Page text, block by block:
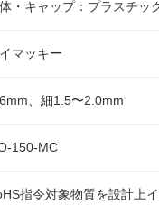
・キャップ：プラスチッ
マッキー
、細1.5〜2.0mm
150-MC
指令対象物質を設計上